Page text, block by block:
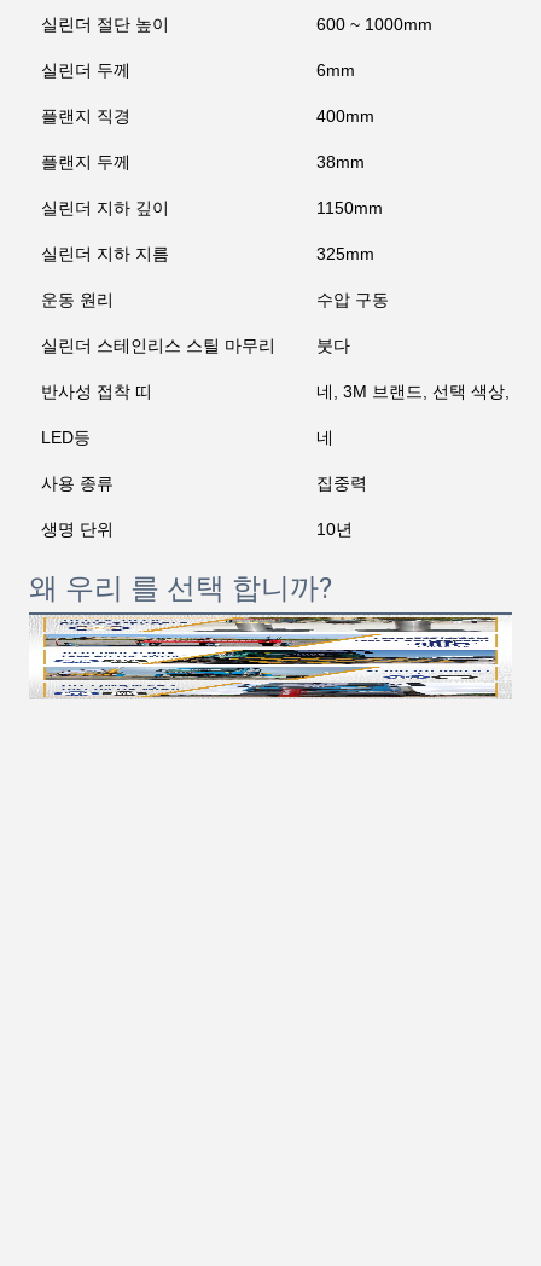
실린더 절단 높이 600 ~ 1000mm
실린더 두께 6mm
플랜지 직경 400mm
플랜지 두께 38mm
실린더 지하 깊이 1150mm
실린더 지하 지름 325mm
운동 원리 수압 구동
실린더 스테인리스 스틸 마무리 붓다
반사성 접착 띠 네, 3M 브랜드, 선택 색상, 맞
LED등 네
사용 종류 집중력
생명 단위 10년
왜 우리 를 선택 합니까?